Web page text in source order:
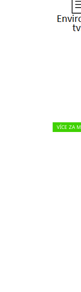
VÍCE ZA